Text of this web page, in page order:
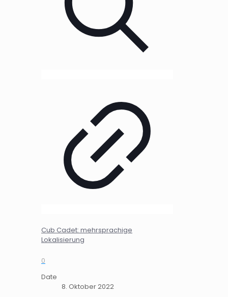
Cub Cadet: mehrsprachige
Lokalisierung
0
Date
8. Oktober 2022